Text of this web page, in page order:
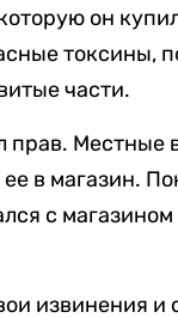
он
токсины,
части.
прав. Местные
в магазин.
с
извинения и